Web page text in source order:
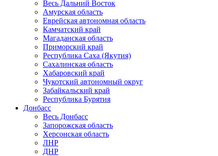
Весь Дальний Восток
Амурская область
Еврейская автономная область
Камчатский край
Магаданская область
Приморский край
Республика Саха (Якутия)
Сахалинская область
Хабаровский край
Чукотский автономный округ
Забайкальский край
Республика Бурятия
Донбасс
Весь Донбасс
Запорожская область
Херсонская область
ЛНР
ДНР